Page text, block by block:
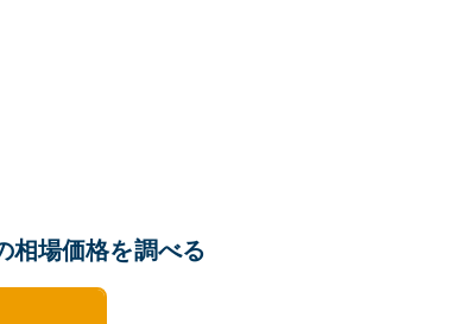
相場価格を調べる